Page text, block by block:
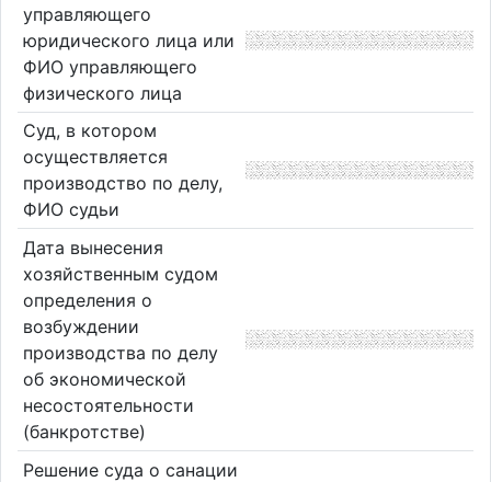
управляющего
юридического лица или
ФИО управляющего
физического лица
Суд, в котором
осуществляется
производство по делу,
ФИО судьи
Дата вынесения
хозяйственным судом
определения о
возбуждении
производства по делу
об экономической
несостоятельности
(банкротстве)
Решение суда о санации